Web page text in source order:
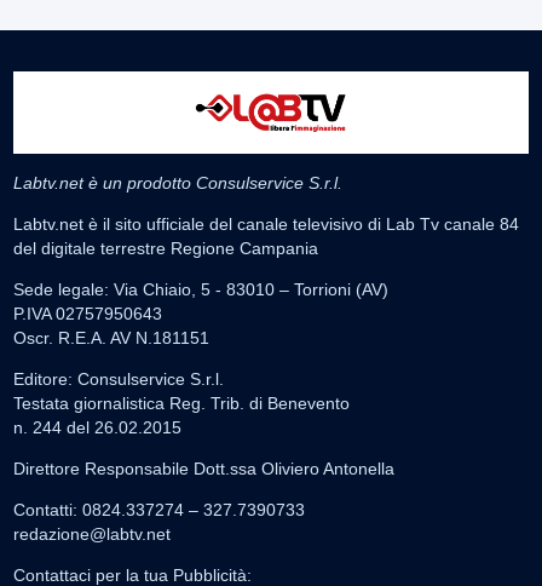
Labtv.net è un prodotto Consulservice S.r.l.
Labtv.net è il sito ufficiale del canale televisivo di Lab Tv canale 84
del digitale terrestre Regione Campania
Sede legale: Via Chiaio, 5 - 83010 – Torrioni (AV)
P.IVA 02757950643
Oscr. R.E.A. AV N.181151
Editore: Consulservice S.r.l.
Testata giornalistica Reg. Trib. di Benevento
n. 244 del 26.02.2015
Direttore Responsabile Dott.ssa Oliviero Antonella
Contatti: 0824.337274 – 327.7390733
redazione@labtv.net
Contattaci per la tua Pubblicità: